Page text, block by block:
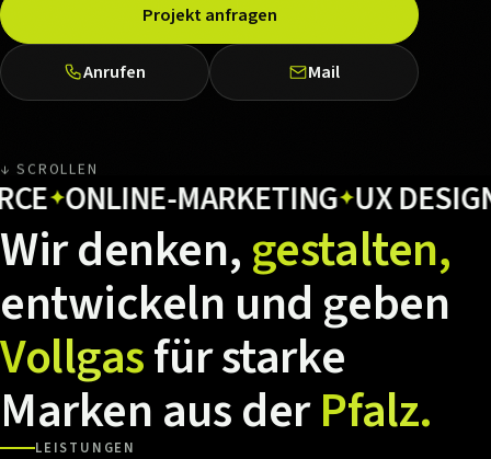
Projekt anfragen
Anrufen Mail
↓ SCROLLEN
ONLINE-MARKETING✦ UX DESIGN✦
Wirdenken,gestalten,
entwickeln und geben
Vollgasfürstarke
MarkenausderPfalz.
LEISTUNGEN